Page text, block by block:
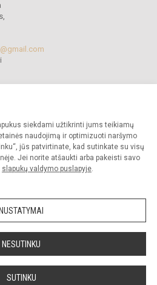
siekdami užtikrinti jums teikiamų
naudojimą ir optimizuoti naršymo
jūs patvirtinate, kad sutinkate su visų
Jei norite atšaukti arba pakeisti savo
slapukų valdymo puslapyje.
NESUTINKU
SUTINKU
mokykla. Visos teisės saugomos.
vadovybės sutikimo griežtai draudžiama.
Slapukų politika